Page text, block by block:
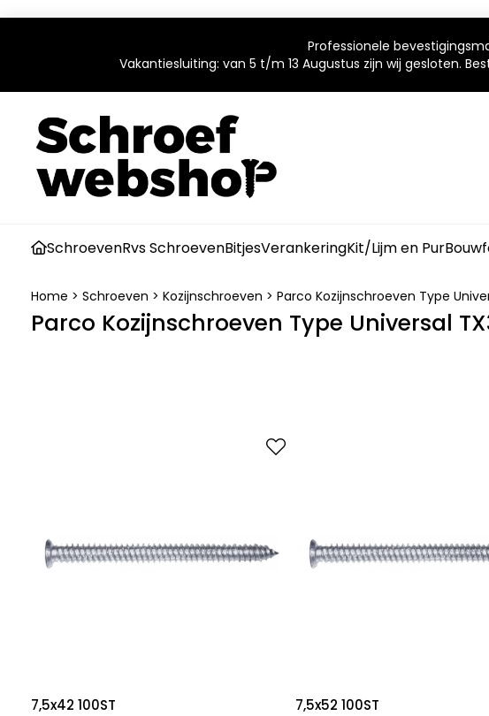
Professionele
Vakantiesluiting: van 5 t/m 13 Augustus zijn wij gesloten.
SchroevenRvs SchroevenBitjesVerankeringKit/Lijm en Pur
Home > Schroeven > Kozijnschroeven > Parco Kozijnschroeven Type
Parco Kozijnschroeven Type Universal
7,5x42 100ST
7,5x52 100ST